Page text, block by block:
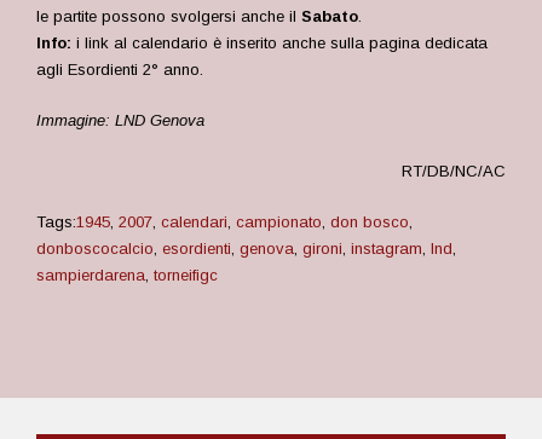
le partite possono svolgersi anche il Sabato.
Info: i link al calendario è inserito anche sulla pagina dedicata
agli Esordienti 2° anno.
Immagine: LND Genova
RT/DB/NC/AC
Tags:1945, 2007, calendari, campionato, don bosco,
donboscocalcio, esordienti, genova, gironi, instagram, lnd,
sampierdarena, torneifigc